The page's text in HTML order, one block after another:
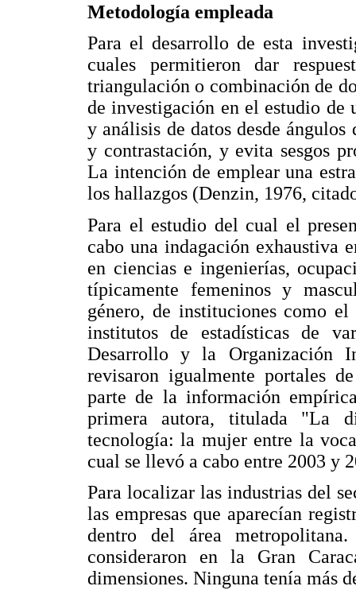
Metodología empleada
Para el desarrollo de esta
cuales permitieron dar
triangulación o combinación de
de investigación en el estudio
y análisis de datos desde
y contrastación, y evita sesgos
La intención de emplear una
los hallazgos (Denzin, 1976,
Para el estudio del cual el
cabo una indagación exhaustiva
en ciencias e ingenierías,
típicamente femeninos y
género, de instituciones como
institutos de estadísticas de
Desarrollo y la Organización
revisaron igualmente portales
parte de la información
primera autora, titulada "La
tecnología: la mujer entre la
cual se llevó a cabo entre 2003 y
Para localizar las industrias del
las empresas que aparecían
dentro del área
consideraron en la Gran
dimensiones. Ninguna tenía más